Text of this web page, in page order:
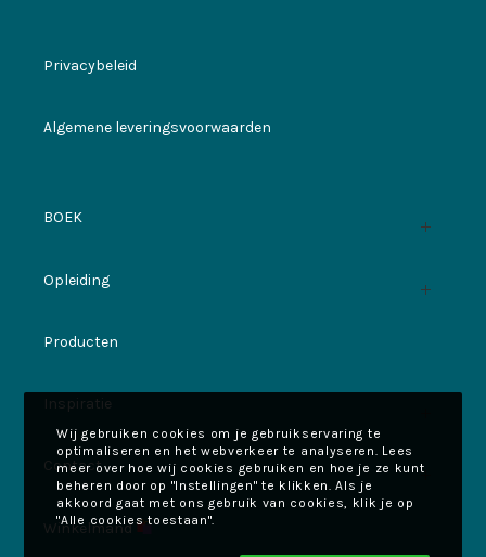
Privacybeleid
Algemene leveringsvoorwaarden
BOEK
Opleiding
Producten
Inspiratie
Contact
Winkelmand
Wij gebruiken cookies om je gebruikservaring te
optimaliseren en het webverkeer te analyseren. Lees
meer over hoe wij cookies gebruiken en hoe je ze kunt
beheren door op "Instellingen" te klikken. Als je
akkoord gaat met ons gebruik van cookies, klik je op
"Alle cookies toestaan".